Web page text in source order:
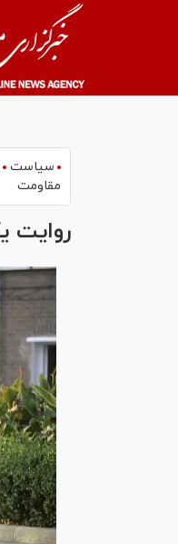
سیاست
مقاومت
روایت یک